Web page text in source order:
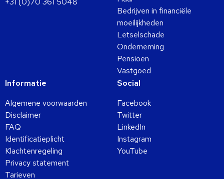
Bedrijven in financiële
moeilijkheden
Letselschade
Onderneming
Pensioen
Vastgoed
Informatie
Algemene voorwaarden
Disclaimer
FAQ
Identificatieplicht
Klachtenregeling
Privacy statement
Tarieven
Social
Facebook
Twitter
LinkedIn
Instagram
YouTube